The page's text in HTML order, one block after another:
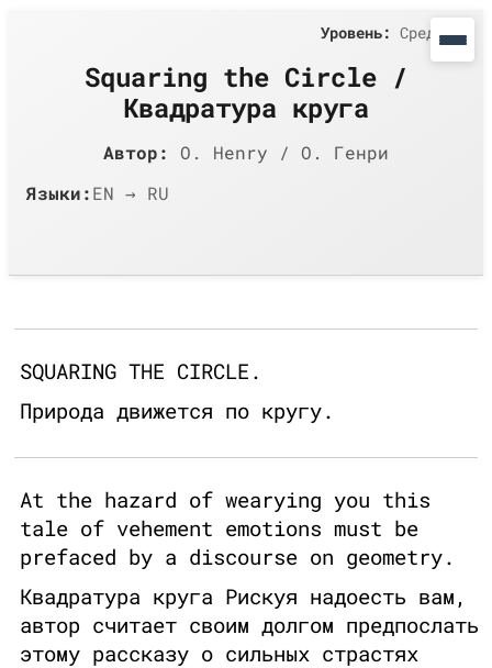
Squaring the Circle /
Квадратура круга
Автор:
O. Henry / О. Генри
Языки:EN → RU
Уровень: Средний
SQUARING THE CIRCLE.
Природа движется по кругу.
At the hazard of wearying you this
tale of vehement emotions must be
prefaced by a discourse on geometry.
Квадратура круга Рискуя надоесть вам,
автор считает своим долгом предпослать
этому рассказу о сильных страстях